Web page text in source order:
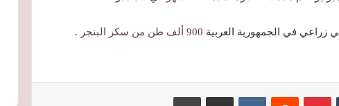
في الجمهورية العربية 900 ألف طن من سكر البنجر .
بينتيريست